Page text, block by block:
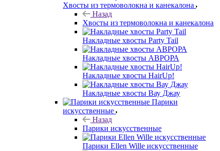
Хвосты из термоволокна и канекалона
Назад
Хвосты из термоволокна и канекалона
Накладные хвосты Party Tail
Накладные хвосты АВРОРА
Накладные хвосты HairUp!
Накладные хвосты Вау Джау
Парики
искусственные
Назад
Парики искусственные
Парики Ellen Wille искусственные